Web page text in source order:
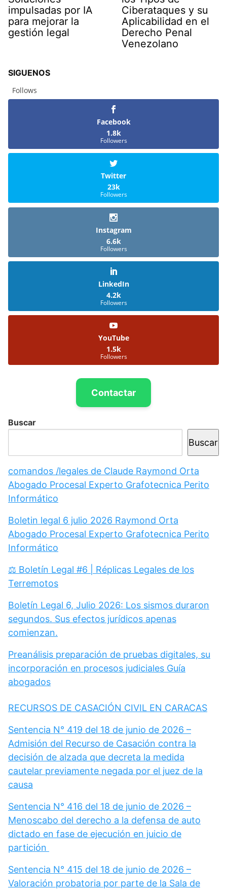
impulsadas por IA
para mejorar la
gestión legal
Ciberataques y su
Aplicabilidad en el
Derecho Penal
Venezolano
SIGUENOS
Follows
Facebook
1.8k
Followers
Twitter
23k
Followers
Instagram
6.6k
Followers
LinkedIn
4.2k
Followers
YouTube
1.5k
Followers
Contactar
Buscar
Buscar
comandos /legales de Claude Raymond Orta
Abogado Procesal Experto Grafotecnica Perito
Informático
Boletin legal 6 julio 2026 Raymond Orta
Abogado Procesal Experto Grafotecnica Perito
Informático
⚖️ Boletín Legal #6 | Réplicas Legales de los
Terremotos
Boletín Legal 6, Julio 2026: Los sismos duraron
segundos. Sus efectos jurídicos apenas
comienzan.
Preanálisis preparación de pruebas digitales, su
incorporación en procesos judiciales Guía
abogados
RECURSOS DE CASACIÓN CIVIL EN CARACAS
Sentencia N° 419 del 18 de junio de 2026 –
Admisión del Recurso de Casación contra la
decisión de alzada que decreta la medida
cautelar previamente negada por el juez de la
causa
Sentencia N° 416 del 18 de junio de 2026 –
Menoscabo del derecho a la defensa de auto
dictado en fase de ejecución en juicio de
partición
Sentencia N° 415 del 18 de junio de 2026 –
Valoración probatoria por parte de la Sala de